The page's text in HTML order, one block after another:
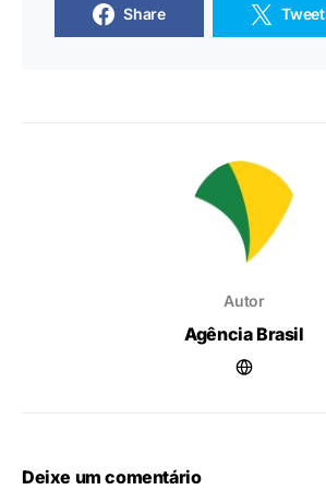
Share Tweet
Autor
Agência Brasil
Deixe um comentário